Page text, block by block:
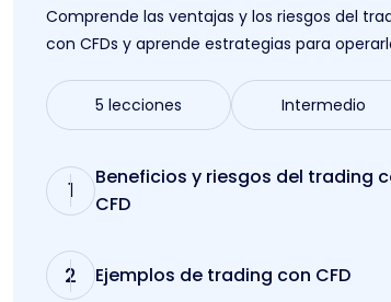
Comprende las ventajas y los riesgos del
con CFDs y aprende estrategias para
5 lecciones Intermedio
1
Beneficios y riesgos del trading
CFD
2 Ejemplos de trading con CFD